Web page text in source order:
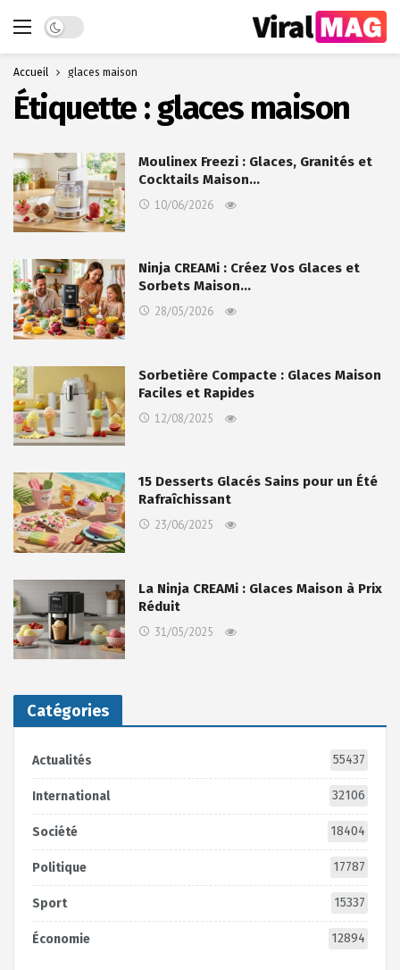
Dark mode
Accueil glaces maison
Étiquette : glaces maison
Moulinex Freezi : Glaces, Granités et
Cocktails Maison…
10/06/2026
Ninja CREAMi : Créez Vos Glaces et
Sorbets Maison…
28/05/2026
Sorbetière Compacte : Glaces Maison
Faciles et Rapides
12/08/2025
15 Desserts Glacés Sains pour un Été
Rafraîchissant
23/06/2025
La Ninja CREAMi : Glaces Maison à Prix
Réduit
31/05/2025
Catégories
Actualités 55437
International 32106
Société 18404
Politique 17787
Sport 15337
Économie 12894